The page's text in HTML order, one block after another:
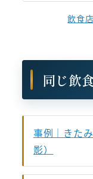
飲食
同じ飲
事例｜きた
影）